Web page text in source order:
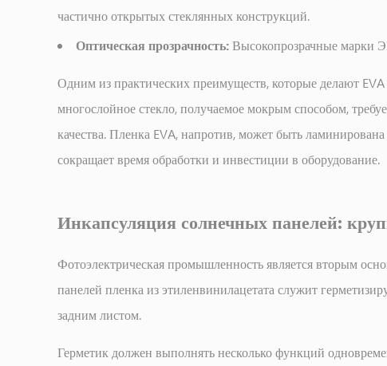
4
Применение
и
художественного
стекла
5
против
PVB:
выбор
промежуточного
слоя
частично открытых стеклянных конструкций.
Оптическая прозрачность:Высокопрозрачные марки
Одним из практических преимуществ, которые делают
многослойное стекло, получаемое мокрым способом,
качества. Пленка EVA, напротив, может быть
сокращает время обработки и инвестиции в оборудование.
Инкапсуляция солнечных панелей:
Фотоэлектрическая промышленность является вторым
панелей пленка из этиленвинилацетата служит
задним листом.
Герметик должен выполнять несколько функций